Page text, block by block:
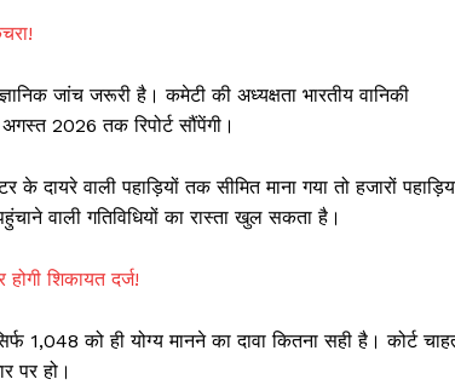
Khabarchalisa
Trending Now
क्राइम
जांच जरूरी है। कमेटी की अध्यक्षता भारतीय वानिकी
2026 तक रिपोर्ट सौंपेंगी।
दायरे वाली पहाड़ियों तक सीमित माना गया तो हजारों
वाली गतिविधियों का रास्ता खुल सकता है।
शिकायत दर्ज!
1,048 को ही योग्य मानने का दावा कितना सही है। कोर्ट
पर हो।